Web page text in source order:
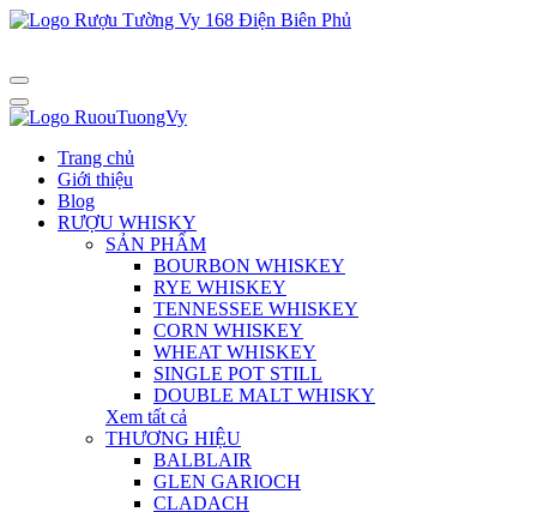
Trang chủ
Giới thiệu
Blog
RƯỢU WHISKY
SẢN PHẨM
BOURBON WHISKEY
RYE WHISKEY
TENNESSEE WHISKEY
CORN WHISKEY
WHEAT WHISKEY
SINGLE POT STILL
DOUBLE MALT WHISKY
Xem tất cả
THƯƠNG HIỆU
BALBLAIR
GLEN GARIOCH
CLADACH